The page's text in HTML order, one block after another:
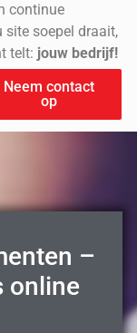
continue
site soepel draait,
telt: jouw bedrijf!
Neem contact
op
–
online